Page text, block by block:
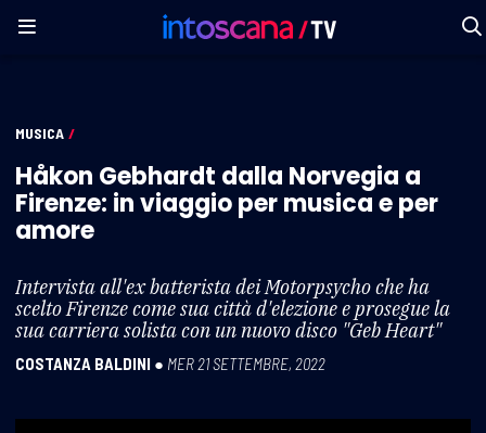
MUSICA /
Håkon Gebhardt dalla Norvegia a
Firenze: in viaggio per musica e per
amore
Intervista all'ex batterista dei Motorpsycho che ha
scelto Firenze come sua città d'elezione e prosegue la
sua carriera solista con un nuovo disco "Geb Heart"
COSTANZA BALDINI ● MER 21 SETTEMBRE, 2022